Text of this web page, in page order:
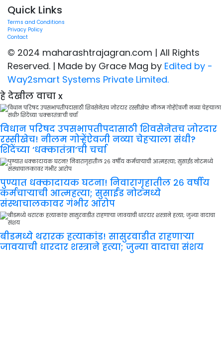
Quick Links
Terms and Conditions
Privacy Policy
Contact
© 2024 maharashtrajagran.com | All Rights
Reserved. | Made by Grace Mag by Edited by -
Way2smart Systems Private Limited.
हे देखील वाचा x
विधान परिषद उपसभापतीपदासाठी शिवसेनेतच जोरदार
रस्सीखेच! नीलम गोऱ्हेंऐवजी नव्या चेहऱ्याला संधी?
शिंदेंच्या ‘धक्कातंत्रा’ची चर्चा
पुण्यात धक्कादायक घटना! निवारागृहातील २६ वर्षीय
कर्मचाऱ्याची आत्महत्या; सुसाईड नोटमध्ये
संस्थाचालकावर गंभीर आरोप
बीडमध्ये थरारक हत्याकांड! सासुरवाडीत राहणाऱ्या
जावयाची धारदार शस्त्राने हत्या; जुन्या वादाचा संशय